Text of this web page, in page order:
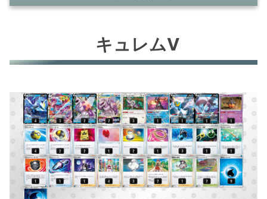
ゾロアーク＋バサギリ
ヒスイゾロアークV
ゼラオラV
ギラティナV
ミュウツーV+ルナソル
ゾロアーク＋テールナー
キュレムV